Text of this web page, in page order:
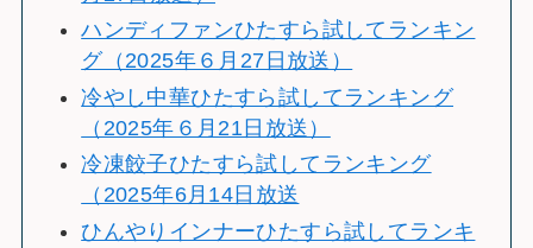
ハンディファンひたすら試してランキン
グ（2025年６月27日放送）
冷やし中華ひたすら試してランキング
（2025年６月21日放送）
冷凍餃子ひたすら試してランキング
（2025年6月14日放送
ひんやりインナーひたすら試してランキ